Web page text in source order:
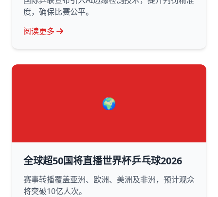
度，确保比赛公平。
阅读更多
🌍
全球超50国将直播世界杯乒乓球2026
赛事转播覆盖亚洲、欧洲、美洲及非洲，预计观众
将突破10亿人次。